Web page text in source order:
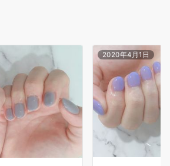
2020年4月1日